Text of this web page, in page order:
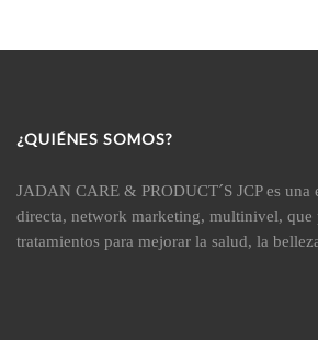
¿QUIÉNES SOMOS?
JADAN CARE & PRODUCT´S JCP es una
directa, network marketing, multinivel, que
tratamientos para mejorar la salud, la